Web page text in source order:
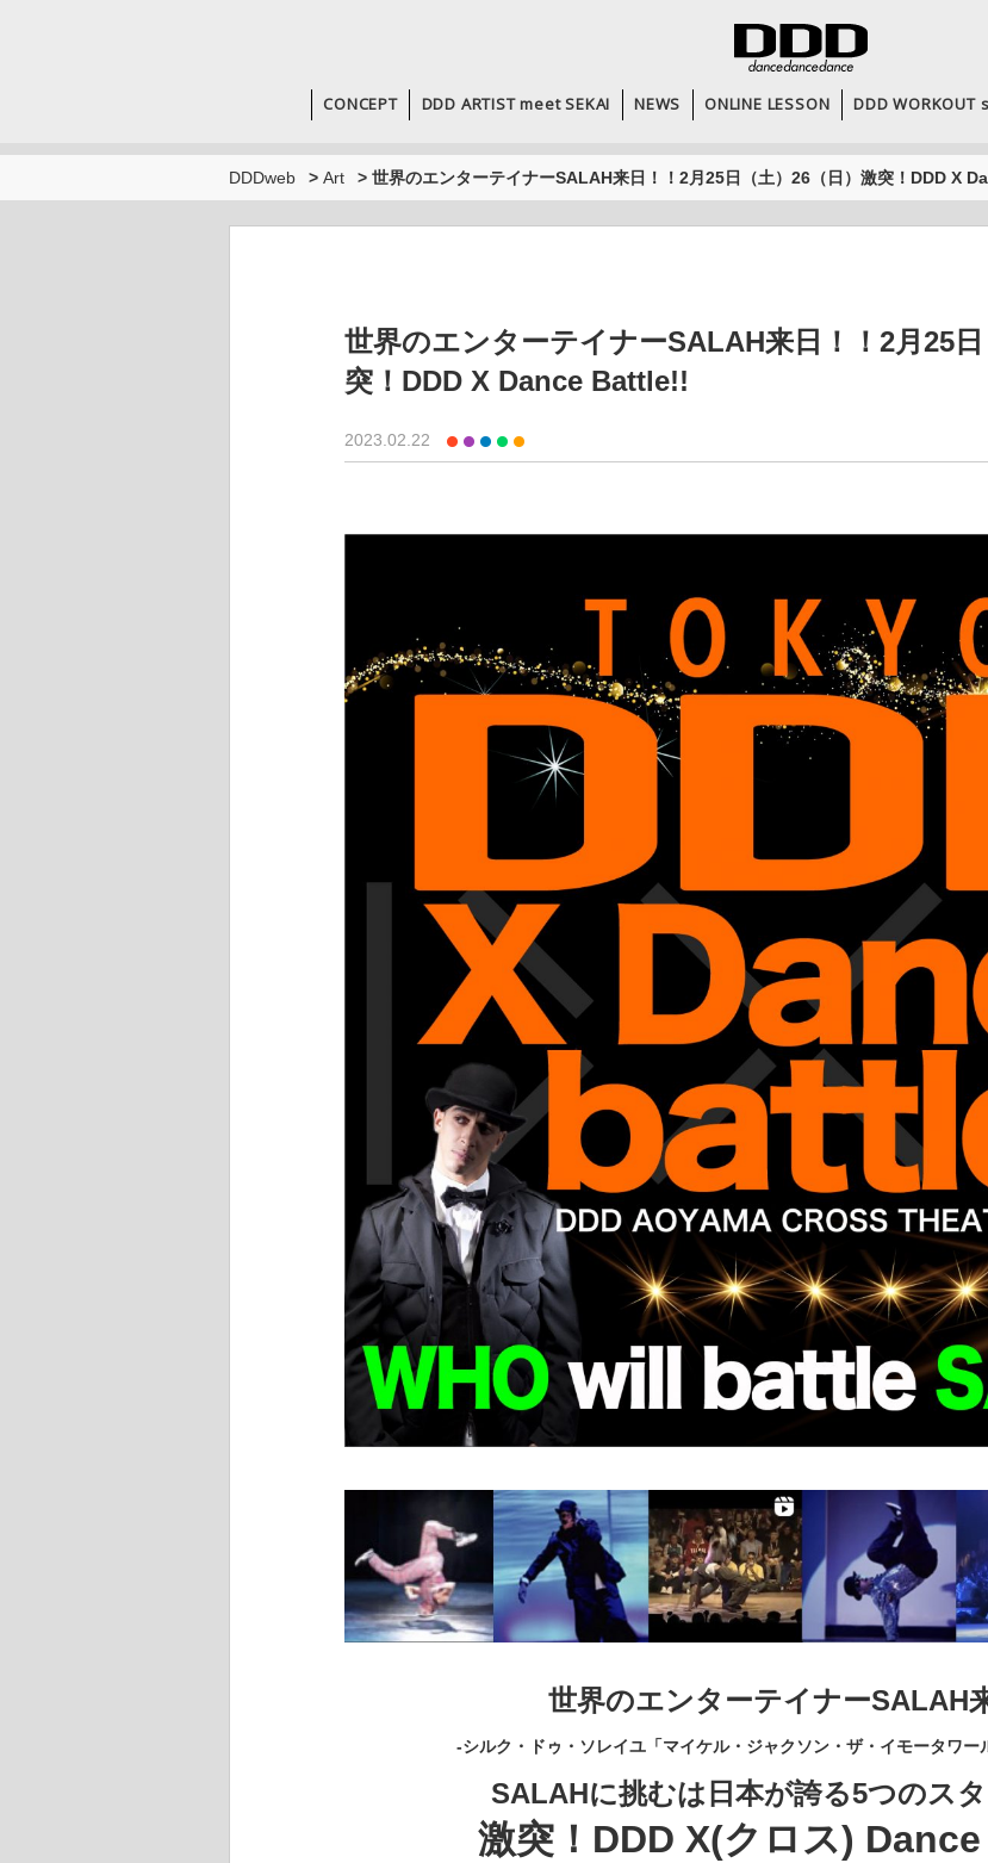
CONCEPT DDD ARTIST meet SEKAI NEWS ONLINE LESSON DDD WORKOUT
DDDweb > Art > 世界のエンターテイナーSALAH来日！！2月25日（土）26（日）激突！DDD X
世界のエンターテイナーSALAH来日！！2月25
突！DDD X Dance Battle!!
2023.02.22
世界のエンターテイナーSALAH
‐シルク・ドゥ・ソレイユ「マイケル・ジャクソン・ザ・イモータワー
SALAHに挑むは日本が誇る5つのス
激突！DDD X(クロス)